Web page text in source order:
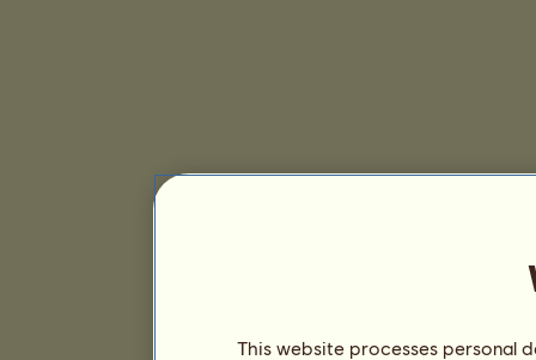
This website processes personal